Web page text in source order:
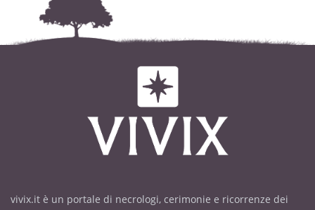
vivix.it è un portale di necrologi, cerimonie e ricorrenze dei